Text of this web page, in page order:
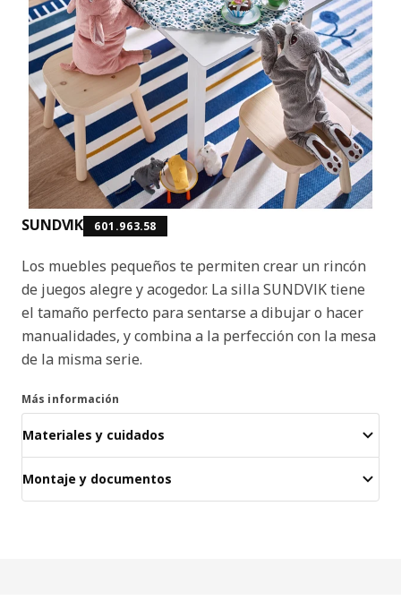
SUNDVIK 601.963.58
Los muebles pequeños te permiten crear un rincón
de juegos alegre y acogedor. La silla SUNDVIK tiene
el tamaño perfecto para sentarse a dibujar o hacer
manualidades, y combina a la perfección con la mesa
de la misma serie.
Más información
Materiales y cuidados
Montaje y documentos